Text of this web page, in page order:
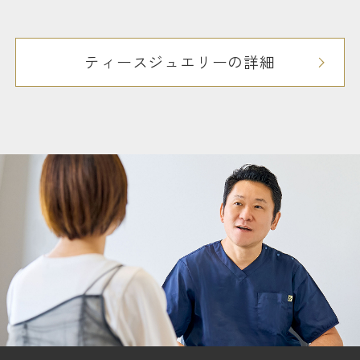
ティースジュエリーの詳細